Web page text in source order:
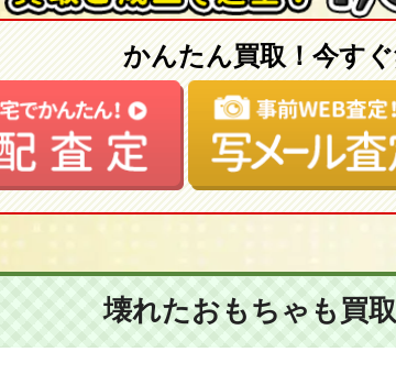
かんたん買取！今すぐ
壊れたおもちゃも買